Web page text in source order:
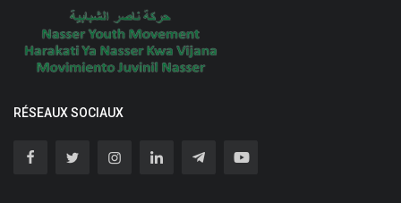
RÉSEAUX SOCIAUX